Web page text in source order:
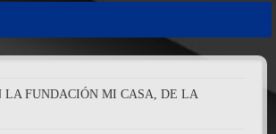
LA FUNDACIÓN MI CASA, DE LA